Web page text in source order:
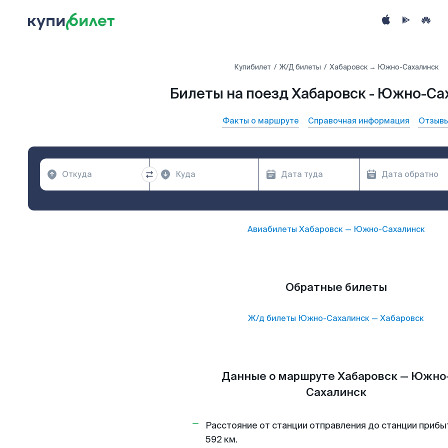
Купибилет Ж/Д билеты Хабаровск → Южно-Сахалинск
Билеты на поезд Хабаровск - Южно-
Факты о маршруте Справочная информация
Авиабилеты Хабаровск— Южно-Сахалинск
Обратные билеты
Ж/д билеты Южно-Сахалинск — Хабаровск
Данные о маршруте Хабаровск —
Сахалинск
Расстояние от станции отправления до станции
592 км.